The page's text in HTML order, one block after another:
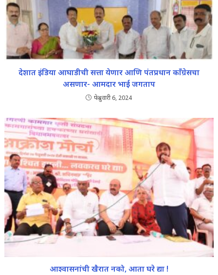
देशात इंडिया आघाडीची सत्ता येणार आणि पंतप्रधान काँग्रेसचा
असणार- आमदार भाई जगताप
फेब्रुवारी 6, 2024
आश्वासनांची खैरात नको, आता घरे द्या !